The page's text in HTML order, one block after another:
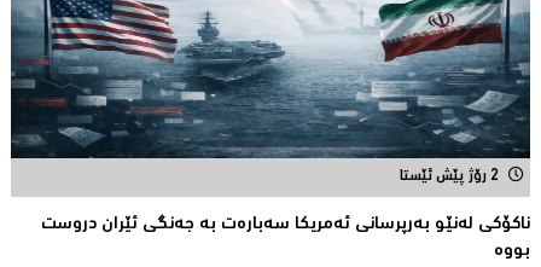
2 رۆژ پێش ئێستا
ناكۆكی لەنێو بەرپرسانى ئەمریكا سەبارەت بە جەنگی ئێران دروست
بووە